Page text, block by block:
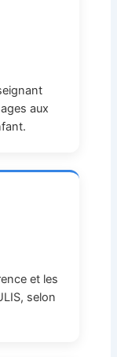
aux
et les
selon